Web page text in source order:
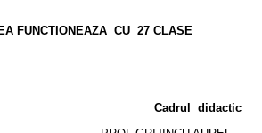
FUNCTIONEAZA CU 27 CLASE
Cadrul didactic